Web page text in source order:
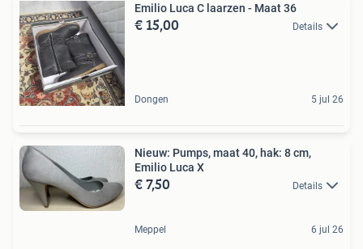
Emilio Luca C laarzen - Maat 36
€ 15,00 Details
Dongen 5 jul 26
Nieuw: Pumps, maat 40, hak: 8 cm,
Emilio Luca X
€ 7,50 Details
Meppel 6 jul 26